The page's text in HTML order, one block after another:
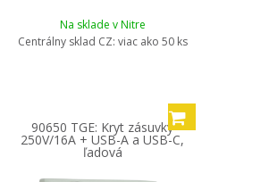
Na sklade v Nitre
Centrálny sklad CZ: viac ako 50 ks
90650 TGE: Kryt zásuvky
250V/16A + USB-A a USB-C,
ľadová